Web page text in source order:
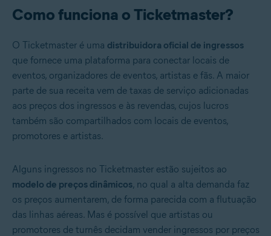
Como funciona o Ticketmaster?
O Ticketmaster é uma distribuidora oficial de ingressos
que fornece uma plataforma para conectar locais de
eventos, organizadores de eventos, artistas e fãs. A maior
parte de sua receita vem de taxas de serviço adicionadas
aos preços dos ingressos e às revendas, cujos lucros
também são compartilhados com locais de eventos,
promotores e artistas.
Alguns ingressos no Ticketmaster estão sujeitos ao
modelo de preços dinâmicos, no qual a alta demanda faz
os preços aumentarem, de forma parecida com a flutuação
das linhas aéreas. Mas é possível que artistas ou
promotores de turnês decidam vender ingressos por preços